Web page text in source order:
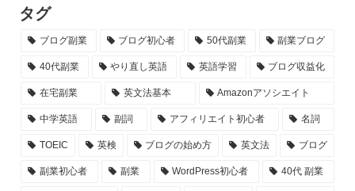
タグ
ブログ副業 ブログ初心者 50代副業 副業ブログ
40代副業 やり直し英語 英語学習 ブログ収益化
在宅副業 英文法基本 Amazonアソシエイト
中学英語 副詞 アフィリエイト初心者 名詞
TOEIC 英検 ブログの始め方 英文法 ブログ
副業初心者 副業 WordPress初心者 40代 副業